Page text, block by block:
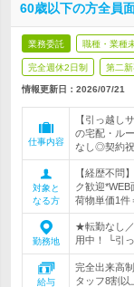
60歳以下の方全員
業務委託 職種・業種
完全週休2日制 第二
情報更新日：2026/07/21
仕事内容
【引っ越し
の宅配・ル
なし◎契約
対象と
なる方
【経歴不問
ク歓迎
荷物単価1件
勤務地
★転勤なし
用中！ └引
給与
完全出来高
タッフ8割